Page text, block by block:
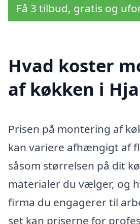
Få 3 tilbud, gratis og
Hvad koster
af køkken i
Prisen på montering af
kan variere afhængigt af
såsom størrelsen på dit
materialer du vælger, og
firma du engagerer til
set kan priserne for